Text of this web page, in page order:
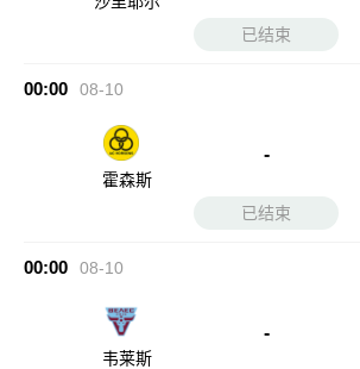
已结束
00:00 08-10
霍森斯
-
已结束
00:00 08-10
韦莱斯
-